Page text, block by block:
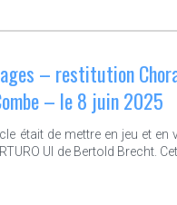
– restitution
– le 8 juin 2025
était de mettre en jeu et
UI de Bertold Brecht.